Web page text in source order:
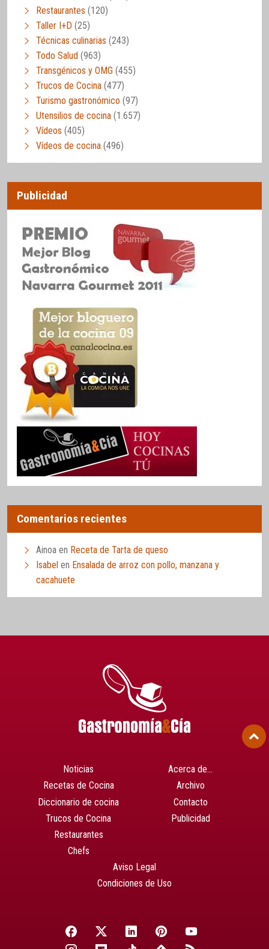
Restaurantes (120)
Taller I+D (25)
Técnicas culinarias (243)
Todo Salud (963)
Transgénicos y OMG (455)
Trucos de Cocina (477)
Turismo gastronómico (97)
Utensilios de cocina (1.657)
Vídeos (405)
Vídeos de cocina (496)
Publicidad
Comentarios recientes
Ainoa en Receta de Tarta de queso
Isabel en Ensalada de arroz con pollo, manzana y
cacahuete
Noticias
Recetas de Cocina
Diccionario de cocina
Trucos de Cocina
Restaurantes
Chefs
Acerca de…
Archivo
Contacto
Publicidad
Aviso Legal
Condiciones de Uso